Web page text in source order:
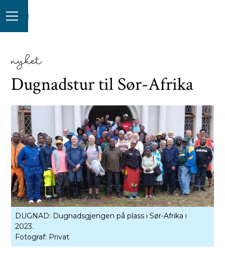
nyhet
Dugnadstur til Sør-Afrika
DUGNAD: Dugnadsgjengen på plass i Sør-Afrika i
2023.
Fotograf: Privat